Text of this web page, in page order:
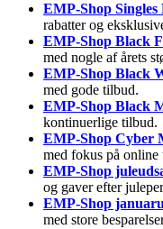
EMP-Shop Singles
rabatter og
EMP-Shop Black
med nogle af årets
EMP-Shop Black
med gode tilbud.
EMP-Shop Black
kontinuerlige tilbud.
EMP-Shop Cyber
med fokus på online
EMP-Shop
og gaver efter
EMP-Shop
med store